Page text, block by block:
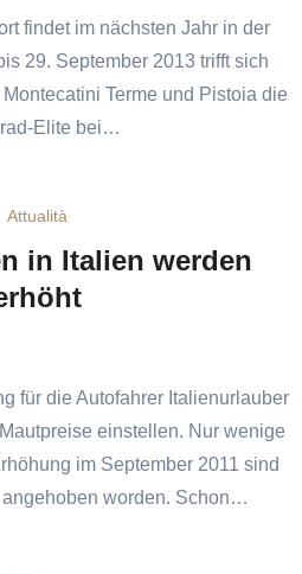
findet im nächsten Jahr in der
29. September 2013 trifft sich
Terme und Pistoia die
Elite bei…
Attualità
in Italien werden
für die Autofahrer Italienurlauber
einstellen. Nur wenige
im September 2011 sind
worden. Schon…